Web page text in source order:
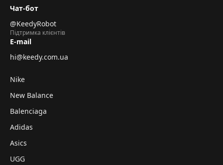
Чат-бот
@KeedyRobot
Підтримка клієнтів
E-mail
hi@keedy.com.ua
Nike
New Balance
Balenciaga
Adidas
Asics
UGG